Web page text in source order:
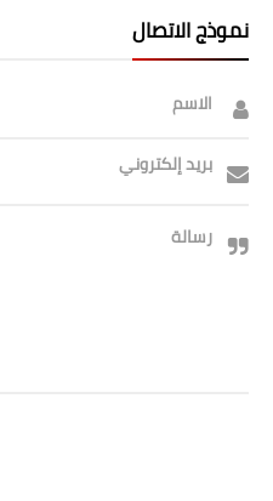
نموذج الاتصال
الاسم
بريد إلكتروني
رسالة